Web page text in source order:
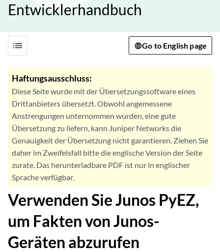
Entwicklerhandbuch
list Go to English page
Haftungsausschluss:
Diese Seite wurde mit der Übersetzungssoftware eines
Drittanbieters übersetzt. Obwohl angemessene
Anstrengungen unternommen wurden, eine gute
Übersetzung zu liefern, kann Juniper Networks die
Genauigkeit der Übersetzung nicht garantieren. Ziehen Sie
daher im Zweifelsfall bitte die englische Version der Seite
zurate. Das herunterladbare PDF ist nur in englischer
Sprache verfügbar.
Verwenden Sie Junos PyEZ,
um Fakten von Junos-
Geräten abzurufen